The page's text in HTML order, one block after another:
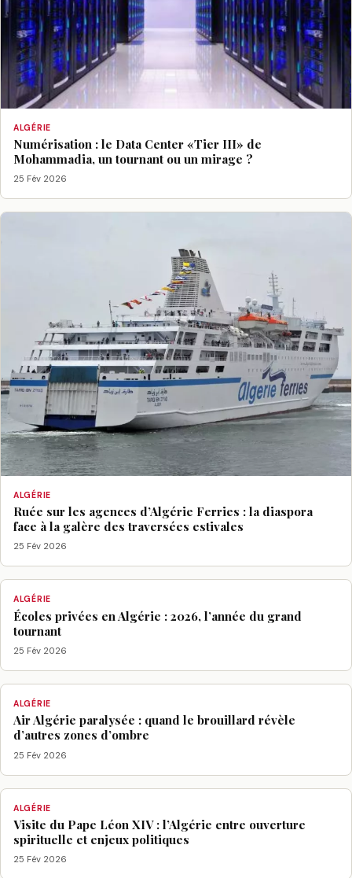
ALGÉRIE
Numérisation : le Data Center «Tier III» de
Mohammadia, un tournant ou un mirage ?
25 Fév 2026
ALGÉRIE
Ruée sur les agences d’Algérie Ferries : la diaspora
face à la galère des traversées estivales
25 Fév 2026
ALGÉRIE
Écoles privées en Algérie : 2026, l’année du grand
tournant
25 Fév 2026
ALGÉRIE
Air Algérie paralysée : quand le brouillard révèle
d’autres zones d’ombre
25 Fév 2026
ALGÉRIE
Visite du Pape Léon XIV : l’Algérie entre ouverture
spirituelle et enjeux politiques
25 Fév 2026